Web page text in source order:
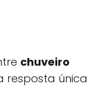
chuveiro
resposta única